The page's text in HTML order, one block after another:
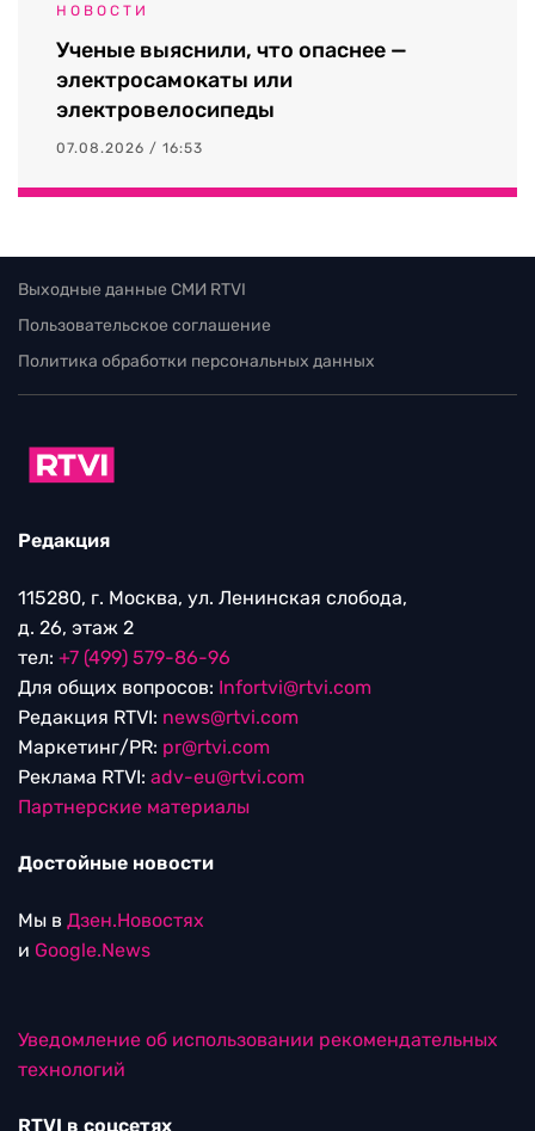
НОВОСТИ
Ученые выяснили, что опаснее —
электросамокаты или
электровелосипеды
07.08.2026 / 16:53
Выходные данные СМИ RTVI
Пользовательское соглашение
Политика обработки персональных данных
Редакция
115280, г. Москва, ул. Ленинская слобода,
д. 26, этаж 2
тел: +7 (499) 579-86-96
Для общих вопросов: Infortvi@rtvi.com
Редакция RTVI: news@rtvi.com
Маркетинг/PR: pr@rtvi.com
Реклама RTVI: adv-eu@rtvi.com
Партнерские материалы
Достойные новости
Мы в Дзен.Новостях
и Google.News
Уведомление об использовании рекомендательных
технологий
RTVI в соцсетях